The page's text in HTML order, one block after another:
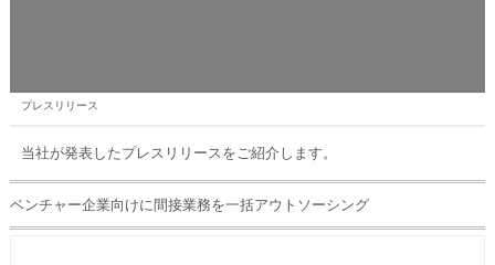
プレスリリース
当社が発表したプレスリリースをご紹介します。
ベンチャー企業向けに間接業務を一括アウトソーシング